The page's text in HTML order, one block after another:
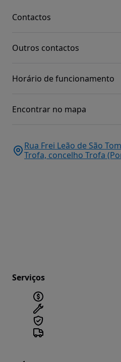
Contactos
Outros contactos
Horário de funcionamento
Encontrar no mapa
Rua Frei Leão de São
Trofa, concelho Trofa
Serviços